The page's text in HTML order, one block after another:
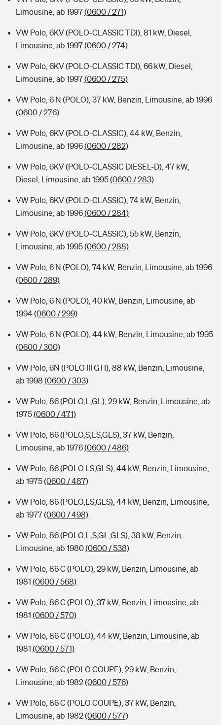
Typklassen: So ist Ihr Auto eingestuft
Sie haben Fragen?
Limousine, ab 1997(0600 / 271)
VW Polo, 6KV (POLO-CLASSIC TDI), 81 kW, Diesel,
Limousine, ab 1997(0600 / 274)
VW Polo, 6KV (POLO-CLASSIC TDI), 66 kW, Diesel,
Limousine, ab 1997(0600 / 275)
VW Polo, 6 N (POLO), 37 kW, Benzin, Limousine, ab 1996
(0600 / 276)
VW Polo, 6KV (POLO-CLASSIC), 44 kW, Benzin,
Limousine, ab 1996(0600 / 282)
VW Polo, 6KV (POLO-CLASSIC DIESEL-D), 47 kW,
Diesel, Limousine, ab 1995(0600 / 283)
VW Polo, 6KV (POLO-CLASSIC), 74 kW, Benzin,
Limousine, ab 1996(0600 / 284)
VW Polo, 6KV (POLO-CLASSIC), 55 kW, Benzin,
Limousine, ab 1995(0600 / 288)
VW Polo, 6 N (POLO), 74 kW, Benzin, Limousine, ab 1996
(0600 / 289)
VW Polo, 6 N (POLO), 40 kW, Benzin, Limousine, ab
1994(0600 / 299)
VW Polo, 6 N (POLO), 44 kW, Benzin, Limousine, ab 1995
(0600 / 300)
VW Polo, 6N (POLO III GTI), 88 kW, Benzin, Limousine,
ab 1998 (0600 / 303)
VW Polo, 86 (POLO,L,GL), 29 kW, Benzin, Limousine, ab
1975(0600 / 471)
VW Polo, 86 (POLO,S,LS,GLS), 37 kW, Benzin,
Limousine, ab 1976(0600 / 486)
VW Polo, 86 (POLO LS,GLS), 44 kW, Benzin, Limousine,
ab 1975(0600 / 487)
VW Polo, 86 (POLO,LS,GLS), 44 kW, Benzin, Limousine,
ab 1977(0600 / 498)
VW Polo, 86 (POLO,L,S,GL,GLS), 38 kW, Benzin,
Limousine, ab 1980(0600 / 538)
VW Polo, 86 C (POLO), 29 kW, Benzin, Limousine, ab
1981 (0600 / 568)
VW Polo, 86 C (POLO), 37 kW, Benzin, Limousine, ab
1981 (0600 / 570)
VW Polo, 86 C (POLO), 44 kW, Benzin, Limousine, ab
1981 (0600 / 571)
VW Polo, 86 C (POLO COUPE), 29 kW, Benzin,
Limousine, ab 1982(0600 / 576)
VW Polo, 86 C (POLO COUPE), 37 kW, Benzin,
Limousine, ab 1982(0600 / 577)